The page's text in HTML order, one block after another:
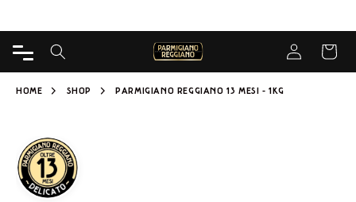
AI CONTENUTI
Accedi
HOME SHOP PARMIGIANO REGGIANO 13 MESI - 1KG
INFORMAZIONI
SUL
PRODOTTO